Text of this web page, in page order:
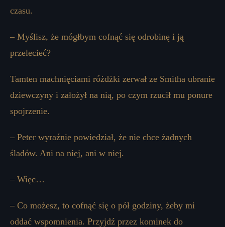
czasu.
– Myślisz, że mógłbym cofnąć się odrobinę i ją
przelecieć?
Tamten machnięciami różdżki zerwał ze Smitha ubranie
dziewczyny i założył na nią, po czym rzucił mu ponure
spojrzenie.
– Peter wyraźnie powiedział, że nie chce żadnych
śladów. Ani na niej, ani w niej.
– Więc…
– Co możesz, to cofnąć się o pół godziny, żeby mi
oddać wspomnienia. Przyjdź przez kominek do